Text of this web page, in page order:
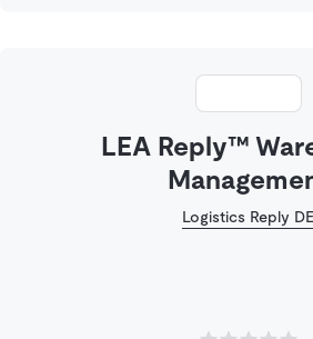
LEA Reply™
Logistics Reply DE